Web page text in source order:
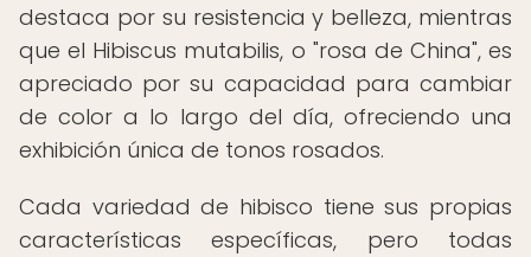
destaca por su resistencia y belleza, mientras
que el Hibiscus mutabilis, o "rosa de China", es
apreciado por su capacidad para cambiar
de color a lo largo del día, ofreciendo una
exhibición única de tonos rosados.
Cada variedad de hibisco tiene sus propias
características específicas, pero todas